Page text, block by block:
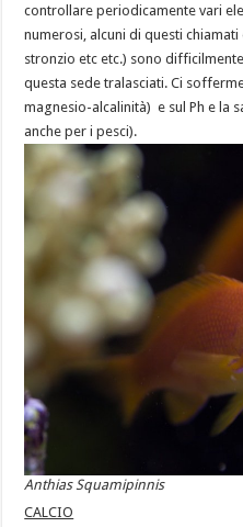
controllare periodicamente vari
numerosi, alcuni di questi
stronzio etc etc.) sono
questa sede tralasciati. Ci
magnesio-alcalinità) e sul Ph e la
anche per i pesci).
Anthias Squamipinnis
CALCIO